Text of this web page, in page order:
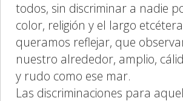
todos, sin discriminar a nadie
color, religión y el largo
queramos reflejar, que
nuestro alrededor, amplio,
y rudo como ese mar.
Las discriminaciones para